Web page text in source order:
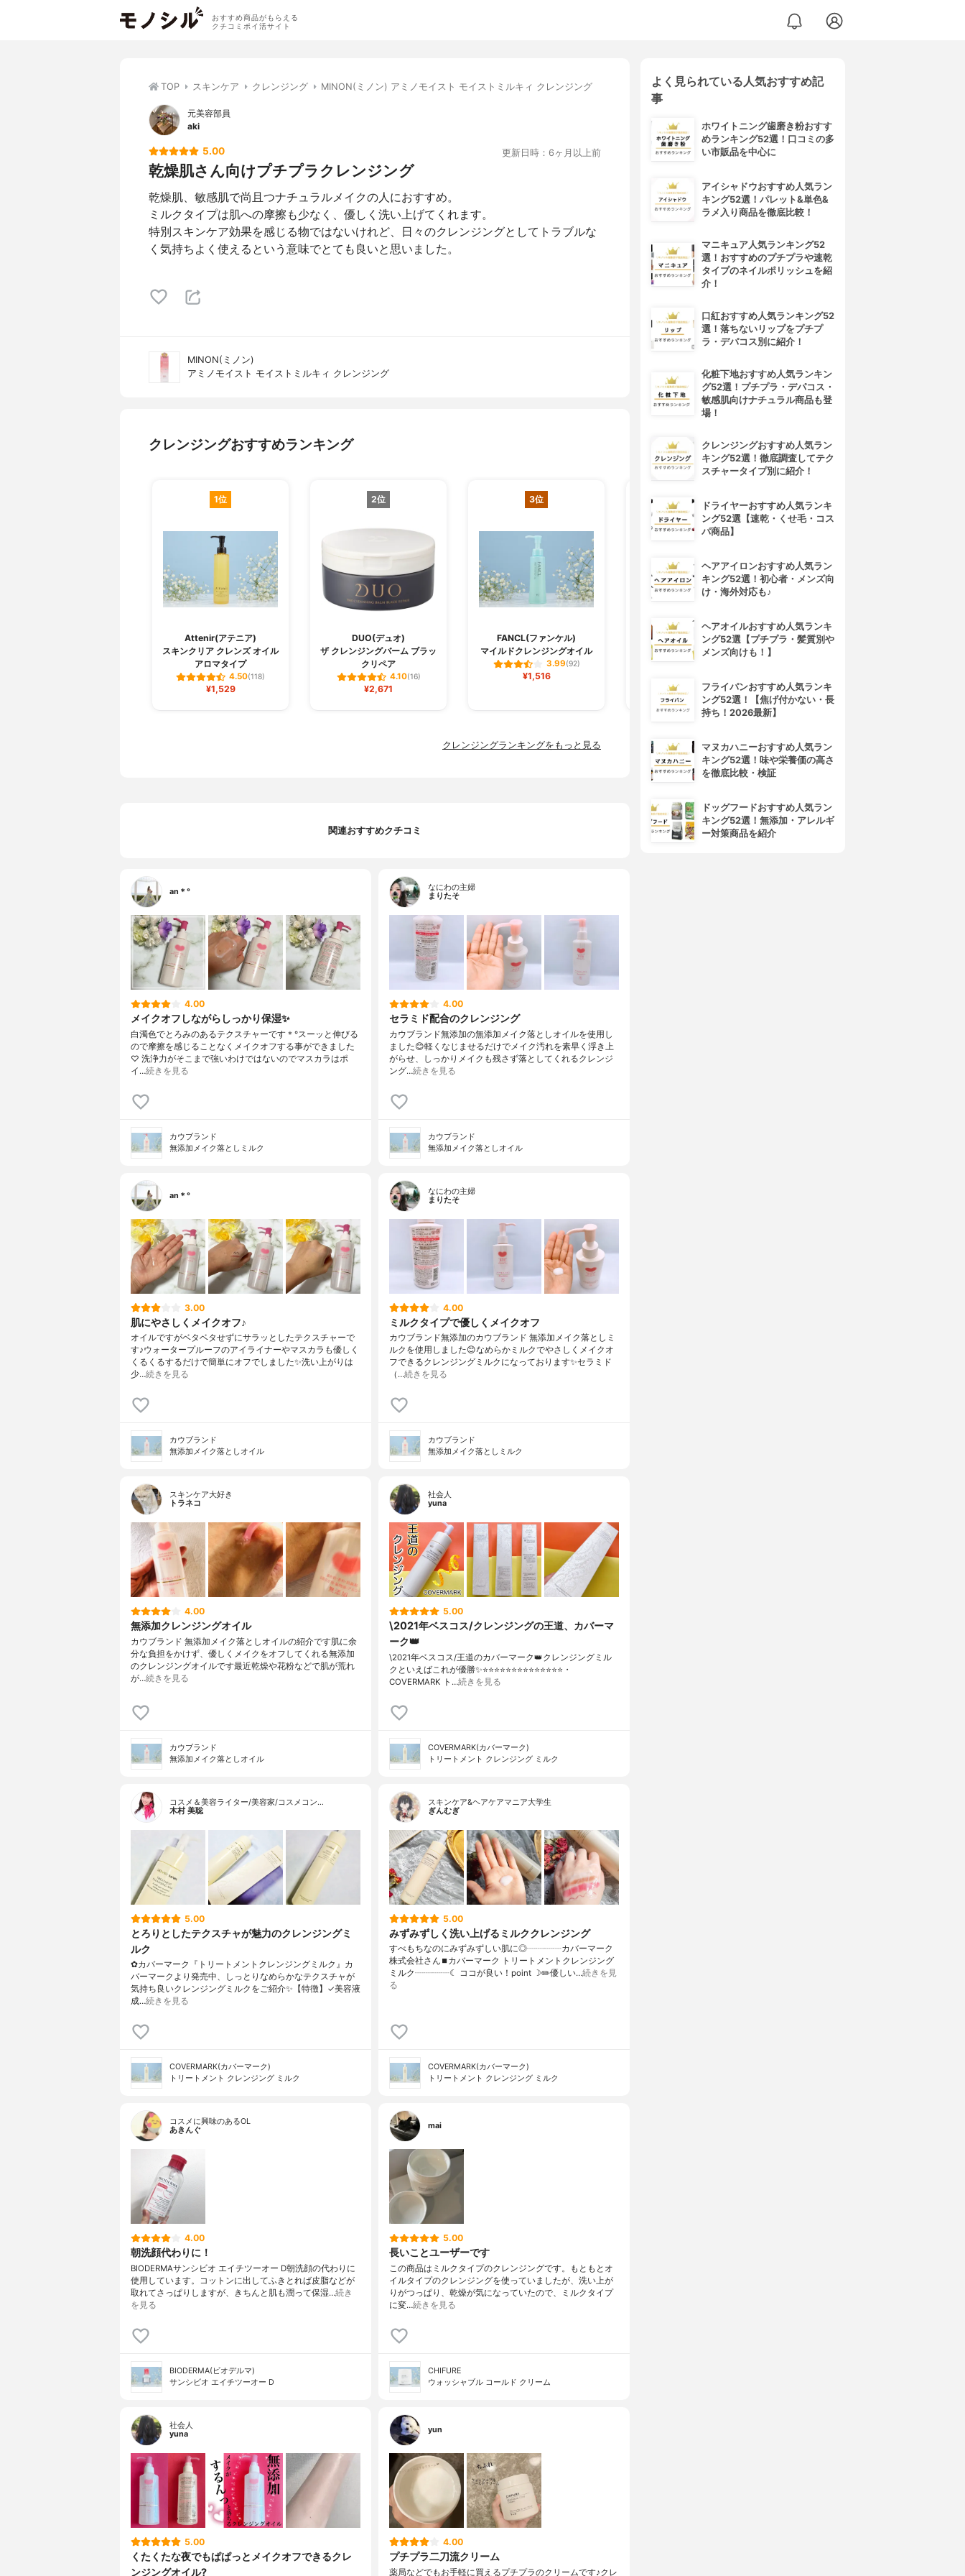
おすすめ商品がもらえる
クチコミポイ活サイト
TOP スキンケア クレンジング MINON(ミノン) アミノモイスト モイストミルキィ クレンジング
元美容部員
aki
5.00 更新日時：6ヶ月以上前
乾燥肌さん向けプチプラクレンジング
乾燥肌、敏感肌で尚且つナチュラルメイクの人におすすめ。
ミルクタイプは肌への摩擦も少なく、優しく洗い上げてくれます。
特別スキンケア効果を感じる物ではないけれど、日々のクレンジングとしてトラブルな
く気持ちよく使えるという意味でとても良いと思いました。
MINON(ミノン)
アミノモイスト モイストミルキィ クレンジング
クレンジングおすすめランキング
1位
Attenir(アテニア)
スキンクリア クレンズ オイル
アロマタイプ
4.50(118)
¥1,529
2位
DUO(デュオ)
ザ クレンジングバーム ブラッ
クリペア
4.10(16)
¥2,671
3位
FANCL(ファンケル)
マイルドクレンジングオイル
3.99(92)
¥1,516
4位
COVERMARK(カバーマーク)
トリートメント クレンジング
¥2,749
shu uemura(シュウ ウエムラ)
クレンジングランキングをもっと見る
関連おすすめクチコミ
an＊°
4.00
メイクオフしながらしっかり保湿✨
白濁色でとろみのあるテクスチャーです＊°スーッと伸びる
ので摩擦を感じることなくメイクオフする事ができました
♡ 洗浄力がそこまで強いわけではないのでマスカラはポ
イ…続きを見る
カウブランド
無添加メイク落としミルク
なにわの主婦
まりたそ
4.00
セラミド配合のクレンジング
カウブランド無添加の無添加メイク落としオイルを使用し
ました😊軽くなじませるだけでメイク汚れを素早く浮き上
がらせ、しっかりメイクも残さず落としてくれるクレンジ
ング…続きを見る
カウブランド
無添加メイク落としオイル
an＊°
3.00
肌にやさしくメイクオフ♪
オイルですがベタベタせずにサラッとしたテクスチャーで
す♪ウォータープルーフのアイライナーやマスカラも優しく
くるくるするだけで簡単にオフでしました✨洗い上がりは
少…続きを見る
カウブランド
無添加メイク落としオイル
なにわの主婦
まりたそ
4.00
ミルクタイプで優しくメイクオフ
カウブランド無添加のカウブランド 無添加メイク落としミ
ルクを使用しました😊なめらかミルクでやさしくメイクオ
フできるクレンジングミルクになっております✨セラミド
（…続きを見る
カウブランド
無添加メイク落としミルク
スキンケア大好き
トラネコ
4.00
無添加クレンジングオイル
カウブランド 無添加メイク落としオイルの紹介です肌に余
分な負担をかけず、優しくメイクをオフしてくれる無添加
のクレンジングオイルです最近乾燥や花粉などで肌が荒れ
が…続きを見る
カウブランド
無添加メイク落としオイル
社会人
yuna
5.00
\2021年ベスコス/クレンジングの王道、カバーマ
ーク👑
\2021年ベスコス/王道のカバーマーク👑クレンジングミル
クといえばこれが優勝✨⭐️⭐️⭐️⭐️⭐️⭐️⭐️⭐️⭐️⭐️⭐️⭐️⭐️⭐️・
COVERMARK ト…続きを見る
COVERMARK(カバーマーク)
トリートメント クレンジング ミルク
コスメ＆美容ライター/美容家/コスメコン…
木村 美聡
5.00
とろりとしたテクスチャが魅力のクレンジングミ
ルク
✿カバーマーク『トリートメントクレンジングミルク』カ
バーマークより発売中、しっとりなめらかなテクスチャが
気持ち良いクレンジングミルクをご紹介✨【特徴】✓美容液
成…続きを見る
COVERMARK(カバーマーク)
トリートメント クレンジング ミルク
スキンケア&ヘアケアマニア大学生
ぎんむぎ
5.00
みずみずしく洗い上げるミルククレンジング
すべもちなのにみずみずしい肌に◎┈┈┈┈カバーマーク
株式会社さん⏹カバーマーク トリートメントクレンジング
ミルク┈┈┈┈☾ ココが良い！point ☽✏️優しい…続きを見
る
COVERMARK(カバーマーク)
トリートメント クレンジング ミルク
コスメに興味のあるOL
あきんぐ
4.00
朝洗顔代わりに！
BIODERMAサンシビオ エイチツーオー D朝洗顔の代わりに
使用しています。コットンに出してふきとれば皮脂などが
取れてさっぱりしますが、きちんと肌も潤って保湿…続き
を見る
BIODERMA(ビオデルマ)
サンシビオ エイチツーオー D
mai
5.00
長いことユーザーです
この商品はミルクタイプのクレンジングです。もともとオ
イルタイプのクレンジングを使っていましたが、洗い上が
りがつっぱり、乾燥が気になっていたので、ミルクタイプ
に変…続きを見る
CHIFURE
ウォッシャブル コールド クリーム
社会人
yuna
5.00
くたくたな夜でもぱぱっとメイクオフできるクレ
ンジングオイル?
yun
4.00
プチプラ二刀流クリーム
薬局などでもお手軽に買えるプチプラのクリームです♪クレ
よく見られている人気おすすめ記
事
ホワイトニング歯磨き粉おすす
めランキング52選！口コミの多
い市販品を中心に
アイシャドウおすすめ人気ラン
キング52選！パレット&単色&
ラメ入り商品を徹底比較！
マニキュア人気ランキング52
選！おすすめのプチプラや速乾
タイプのネイルポリッシュを紹
介！
口紅おすすめ人気ランキング52
選！落ちないリップをプチプ
ラ・デパコス別に紹介！
化粧下地おすすめ人気ランキン
グ52選！プチプラ・デパコス・
敏感肌向けナチュラル商品も登
場！
クレンジングおすすめ人気ラン
キング52選！徹底調査してテク
スチャータイプ別に紹介！
ドライヤーおすすめ人気ランキ
ング52選【速乾・くせ毛・コス
パ商品】
ヘアアイロンおすすめ人気ラン
キング52選！初心者・メンズ向
け・海外対応も♪
ヘアオイルおすすめ人気ランキ
ング52選【プチプラ・髪質別や
メンズ向けも！】
フライパンおすすめ人気ランキ
ング52選！【焦げ付かない・長
持ち！2026最新】
マヌカハニーおすすめ人気ラン
キング52選！味や栄養価の高さ
を徹底比較・検証
ドッグフードおすすめ人気ラン
キング52選！無添加・アレルギ
ー対策商品を紹介